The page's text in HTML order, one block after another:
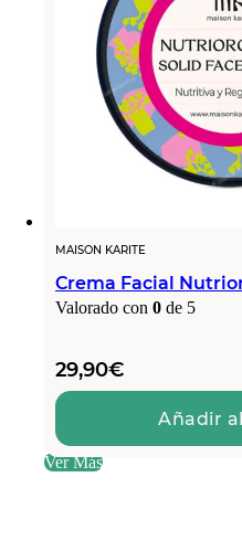
MAISON KARITE
Crema Facial
Valorado con 0 de 5
29,90€
Añadir
Ver Más